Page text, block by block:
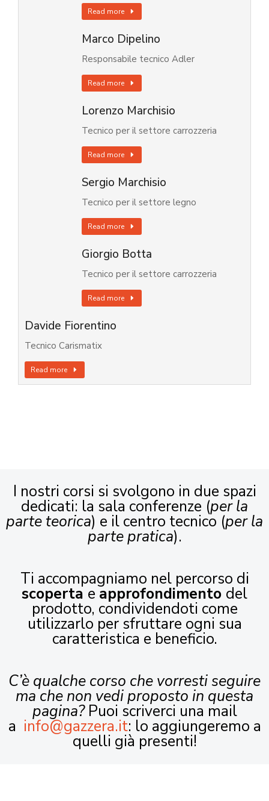
Read more
Marco Dipelino
Responsabile tecnico Adler
Read more
Lorenzo Marchisio
Tecnico per il settore carrozzeria
Read more
Sergio Marchisio
Tecnico per il settore legno
Read more
Giorgio Botta
Tecnico per il settore carrozzeria
Read more
Davide Fiorentino
Tecnico Carismatix
Read more
I nostri corsi si svolgono in due spazi
dedicati: la sala conferenze (per la
parte teorica) e il centro tecnico (per la
parte pratica).
Ti accompagniamo nel percorso di
scoperta e approfondimento del
prodotto, condividendoti come
utilizzarlo per sfruttare ogni sua
caratteristica e beneficio.
C’è qualche corso che vorresti seguire
ma che non vedi proposto in questa
pagina?Puoi scriverci una mail
a info@gazzera.it: lo aggiungeremo a
quelli già presenti!